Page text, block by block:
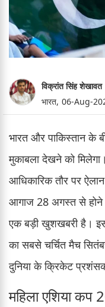
विक्रांत सिंह शेखावत
भारत, 06-Aug-
भारत और पाकिस्तान के
मुकाबला देखने को
आधिकारिक तौर पर
आगाज 28 अगस्त से होने
एक बड़ी खुशखबरी है। इस
का सबसे चर्चित मैच
दुनिया के क्रिकेट
महिला एशिया कप